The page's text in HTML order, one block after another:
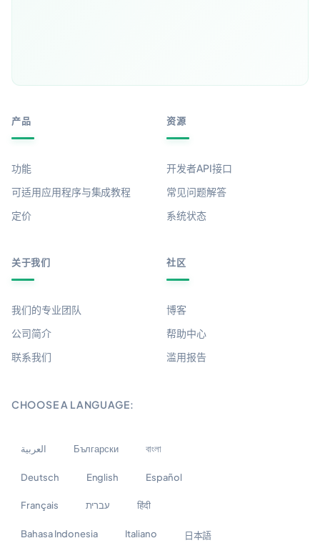
产品
功能
可适用应用程序与集成教程
定价
资源
开发者API接口
常见问题解答
系统状态
关于我们
我们的专业团队
公司简介
联系我们
社区
博客
帮助中心
滥用报告
CHOOSE A LANGUAGE:
العربية Български বাংলা
Deutsch English Español
Français עברית हिंदी
Bahasa Indonesia Italiano 日本語